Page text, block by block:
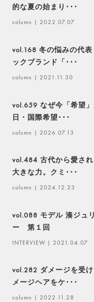
的な夏の始まり･･･
column | 2022.07.07
vol.168 冬の悩みの代
ックブランド「･･･
column | 2021.11.30
vol.659 なぜ今「希望
日・国際希望･･･
column | 2026.07.13
vol.484 古代から愛さ
大きな力。クミ･･･
column | 2024.12.23
vol.088 モデル 湊ジュ
ー 第１回
INTERVIEW| 2021.04.07
vol.282 ダメージを受
メージヘアをケ･･･
column | 2022.11.28